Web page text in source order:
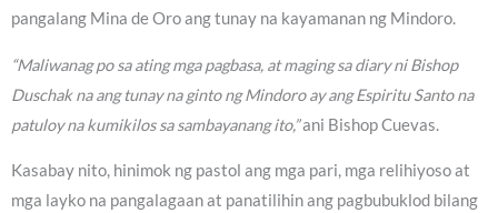
pangalang Mina de Oro ang tunay na kayamanan ng Mindoro.
“Maliwanag po sa ating mga pagbasa, at maging sa diary ni Bishop
Duschak na ang tunay na ginto ng Mindoro ay ang Espiritu Santo na
patuloy na kumikilos sa sambayanang ito,”ani Bishop Cuevas.
Kasabay nito, hinimok ng pastol ang mga pari, mga relihiyoso at
mga layko na pangalagaan at panatilihin ang pagbubuklod bilang